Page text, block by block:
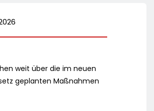
weit über die im neuen
geplanten Maßnahmen